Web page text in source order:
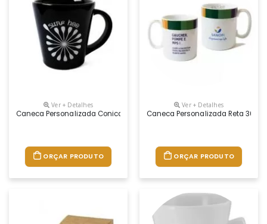
Ver + Detalhes
Caneca Personalizada Conica Preta 220ml
ORÇAR PRODUTO
Ver + Detalhes
Caneca Personalizada Reta
ORÇAR PRODUTO